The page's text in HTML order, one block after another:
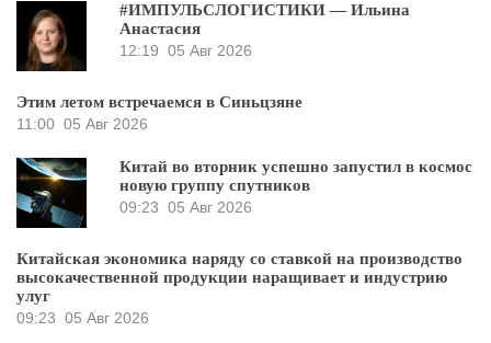
#ИМПУЛЬСЛОГИСТИКИ — Ильина
Анастасия
12:19 05 Авг 2026
Этим летом встречаемся в Синьцзяне
11:00 05 Авг 2026
Китай во вторник успешно запустил в космос
новую группу спутников
09:23 05 Авг 2026
Китайская экономика наряду со ставкой на производство
высокачественной продукции наращивает и индустрию
улуг
09:23 05 Авг 2026